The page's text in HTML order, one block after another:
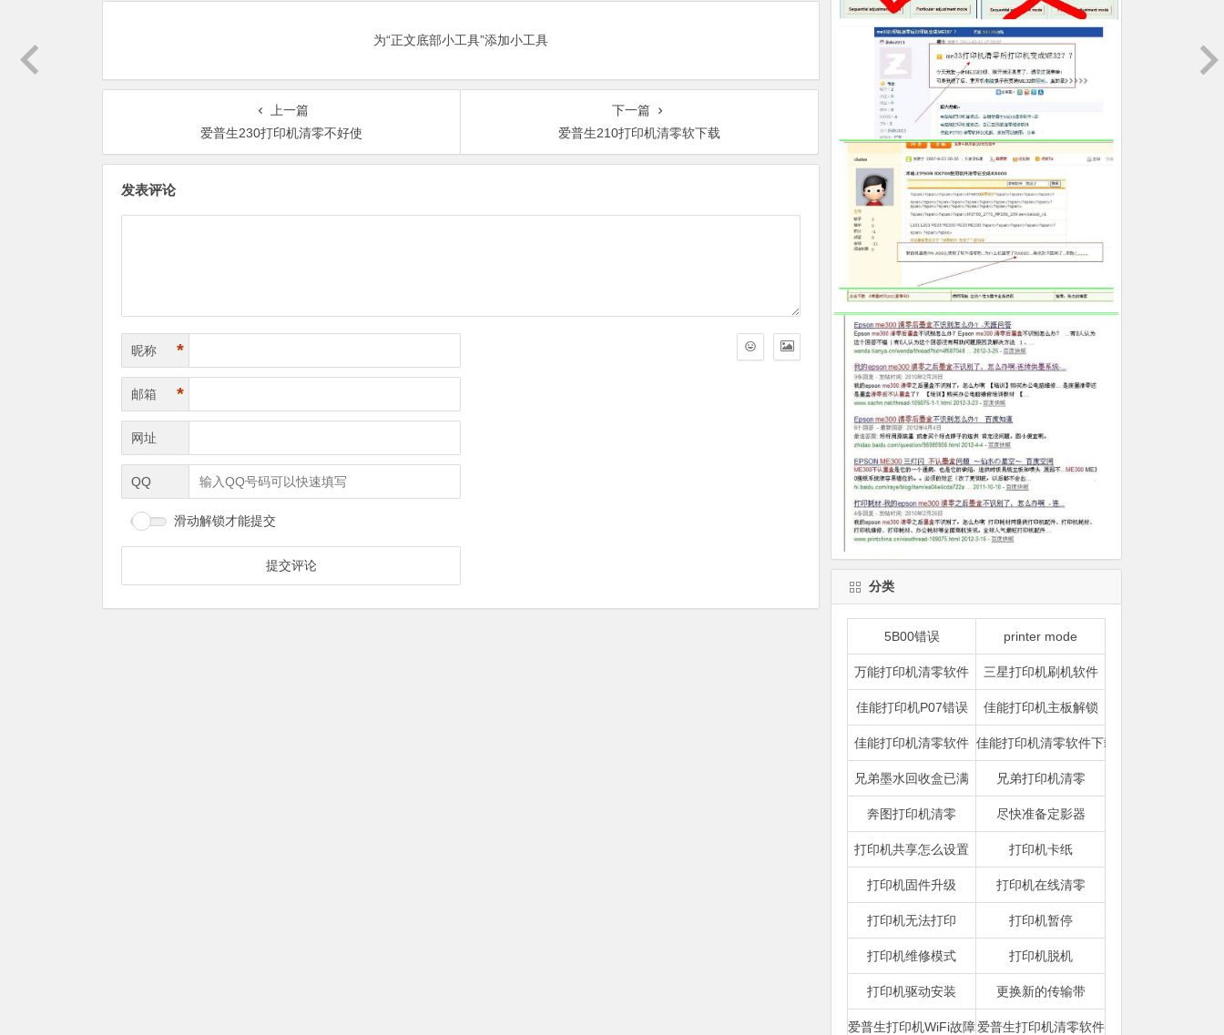
为“正文底部小工具”添加小工具
上一篇
爱普生230打印机清零不好使
下一篇
爱普生210打印机清零软下载
发表评论
昵称 *
邮箱 *
网址
QQ
滑动解锁才能提交
分类
5B00错误 printer mode
万能打印机清零软件 三星打印机刷机软件
佳能打印机P07错误 佳能打印机主板解锁
佳能打印机清零软件 佳能打印机清零软件下载
兄弟墨水回收盒已满 兄弟打印机清零
奔图打印机清零 尽快准备定影器
打印机共享怎么设置 打印机卡纸
打印机固件升级 打印机在线清零
打印机无法打印 打印机暂停
打印机维修模式 打印机脱机
打印机驱动安装 更换新的传输带
爱普生打印机WiFi故障爱普生打印机清零软件